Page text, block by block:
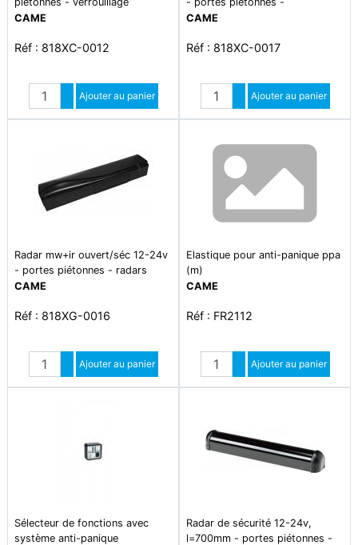
CAME
Réf : 818XC-0012
Quantité
Augmenter quantité
Diminuer quantité
Ajouter au panier
accessoires poutres
CAME
Réf : 818XC-0017
Quantité
Augmenter quantité
Diminuer quantité
Ajouter au panier
Radar mw+ir ouvert/séc 12-24v
- portes piétonnes - radars
CAME
Réf : 818XG-0016
Quantité
Augmenter quantité
Diminuer quantité
Ajouter au panier
Elastique pour anti-panique ppa
(m)
CAME
Réf : FR2112
Quantité
Augmenter quantité
Diminuer quantité
Ajouter au panier
Sélecteur de fonctions avec
système anti-panique
Radar de sécurité 12-24v,
l=700mm - portes piétonnes -